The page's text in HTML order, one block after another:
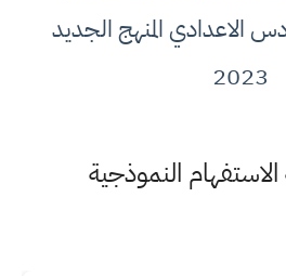
الاعدادي المنهج الجديد
2023
النموذجية